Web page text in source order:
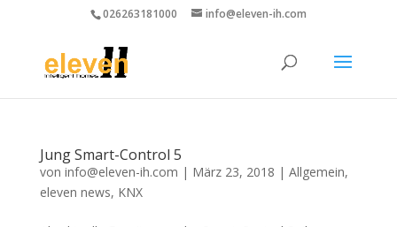
026263181000 info@eleven-ih.com
Jung Smart-Control 5
von info@eleven-ih.com | März 23, 2018 | Allgemein,
eleven news, KNX